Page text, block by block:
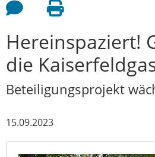
Feedback an Autor
Seite drucken
Hereinspaziert!
die
Beteiligungsprojekt
15.09.2023